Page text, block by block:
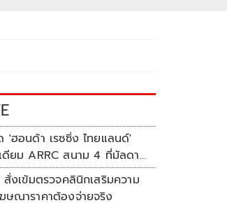
'ฮอนด้า เรซซิ่ง ไทยแลนด์'
ดียม ARRC สนาม 4 ที่มัลดาลิ
สั่งเข้มตรวจคลินิกเสริมความ
ษณาราคาต้องจ่ายจริง